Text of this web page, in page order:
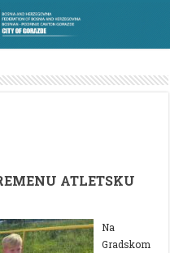
ATLETSKU
Na
Gradskom